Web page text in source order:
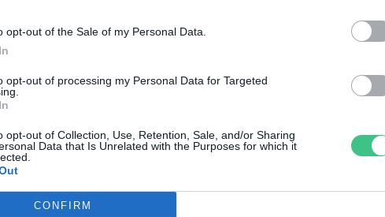
opt-out of the Sale of my Personal Data.
opt-out of processing my Personal Data for Targeted
opt-out of Collection, Use, Retention, Sale, and/or Sharing
Data that Is Unrelated with the Purposes for which it
CONFIRM
tűnik a
hogy csak zöldnek akar
néhány termék
Szemle